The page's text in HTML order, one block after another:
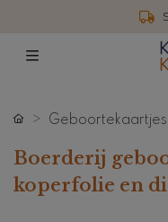
Geboortekaartjes
Boerderij
koperfolie en